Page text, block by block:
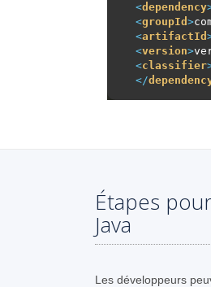
<dependency
<groupId >
<artifactId
<version>
<classifier
</
Étapes
Java
Les développeurs